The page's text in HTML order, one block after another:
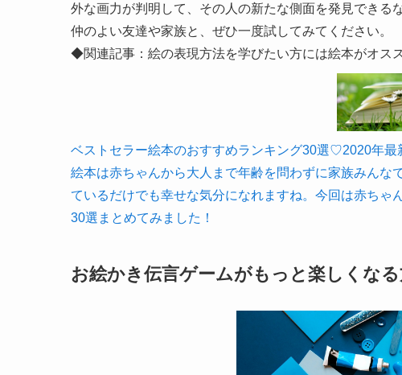
外な画力が判明して、その人の新たな側面を発見できる
仲のよい友達や家族と、ぜひ一度試してみてください。
◆関連記事：絵の表現方法を学びたい方には絵本がオス
ベストセラー絵本のおすすめランキング30選♡2020年最
絵本は赤ちゃんから大人まで年齢を問わずに家族みんな
ているだけでも幸せな気分になれますね。今回は赤ちゃ
30選まとめてみました！
お絵かき伝言ゲームがもっと楽しくなる